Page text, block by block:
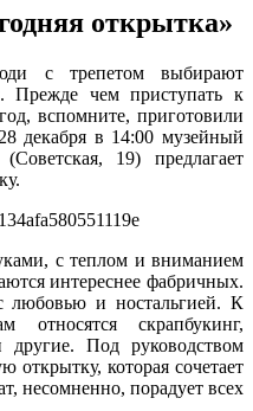
открытка»
с трепетом выбирают
Прежде чем приступать к
вспомните, приготовили
декабря в 14:00 музейный
19) предлагает
с теплом и вниманием
интереснее фабричных.
любовью и ностальгией. К
относятся скрапбукинг,
Под руководством
открытку, которая сочетает
несомненно, порадует всех